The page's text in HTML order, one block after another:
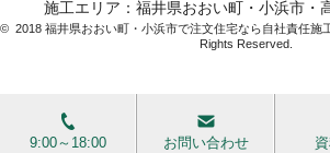
施工エリア： 福井県おおい町・小浜市・
© 2018 福井県おおい町・小浜市で注文住宅なら自社責任施
Rights Reserved.
9:00～18:00 お問い合わせ